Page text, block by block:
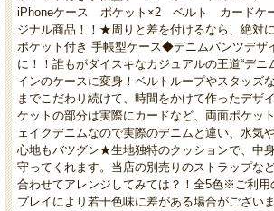
iPhoneケース ポケット×2 ベルト カードケ
ジナル商品！！★周りと差を付けるなら、絶対
ポケット付き 手帳型ケース◆デニムパンツデザ
に！！誰もがダイスキなカジュアルの王道“デニ
インのケースに変身！ベルトループやスタッズ
までこだわり続けて、時間をかけて作ったデザ
ケットの部分は実際にカードなど、両面ポケッ
ェイクデニムなので実際のデニムと違い、水気
心地もバツグン★生地独特のクッションで、中
守ってくれます。当店の別売りのストラップな
合わせてアレンジしてみては？！全5色※ご利用
プレイにより若干色味に差がある場合がござい